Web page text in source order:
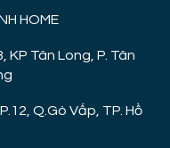
HOME
Tân Long, P. Tân
Q.Gò Vấp, TP. Hồ